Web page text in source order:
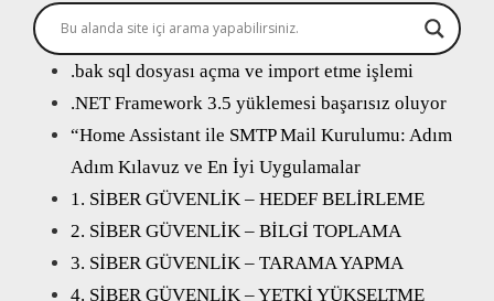
.bak sql dosyası açma ve import etme işlemi
.NET Framework 3.5 yüklemesi başarısız oluyor
“Home Assistant ile SMTP Mail Kurulumu: Adım
Adım Kılavuz ve En İyi Uygulamalar
1. SİBER GÜVENLİK – HEDEF BELİRLEME
2. SİBER GÜVENLİK – BİLGİ TOPLAMA
3. SİBER GÜVENLİK – TARAMA YAPMA
4. SİBER GÜVENLİK – YETKİ YÜKSELTME